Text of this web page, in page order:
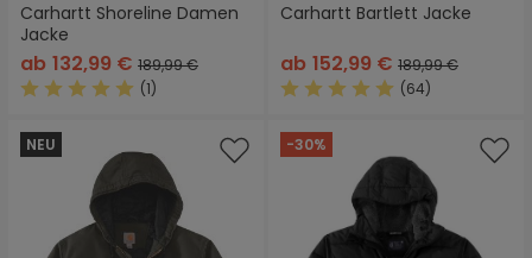
Carhartt Shoreline Damen
Jacke
ab 132,99 € 189,99 €
(1)
Carhartt Bartlett Jacke
ab 152,99 € 189,99 €
(64)
NEU -30%